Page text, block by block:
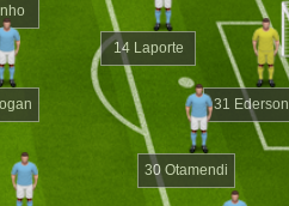
31 Ederson
14 Laporte
30 Otamendi